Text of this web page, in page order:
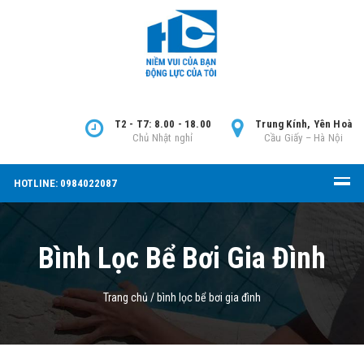
Trung Kính, Yên Hoà
Cầu Giấy – Hà Nội
T2 - T7: 8.00 - 18.00
Chủ Nhật nghỉ
HOTLINE: 0984022087
Bình Lọc Bể Bơi Gia Đình
Trang chủ / bình lọc bể bơi gia đình